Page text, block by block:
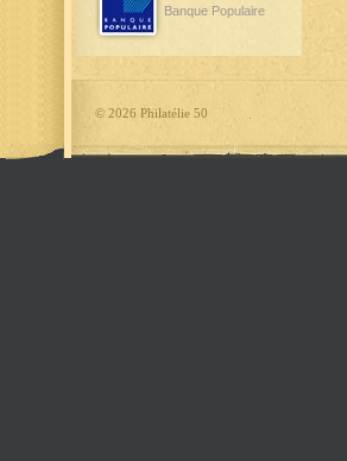
Banque Populaire
© 2026 Philatélie 50